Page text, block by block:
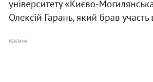
університету «Києво-
Олексій Гарань, який брав участь
РЕКЛАМА